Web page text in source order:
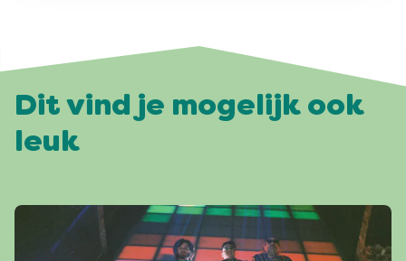
Dit vind je mogelijk ook
leuk